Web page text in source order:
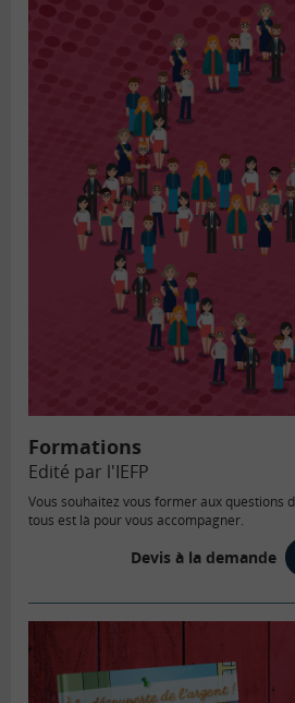
Formations
Edité par l'IEFP
Vous souhaitez vous former aux questions
tous est là pour vous accompagner.
Devis à la demande